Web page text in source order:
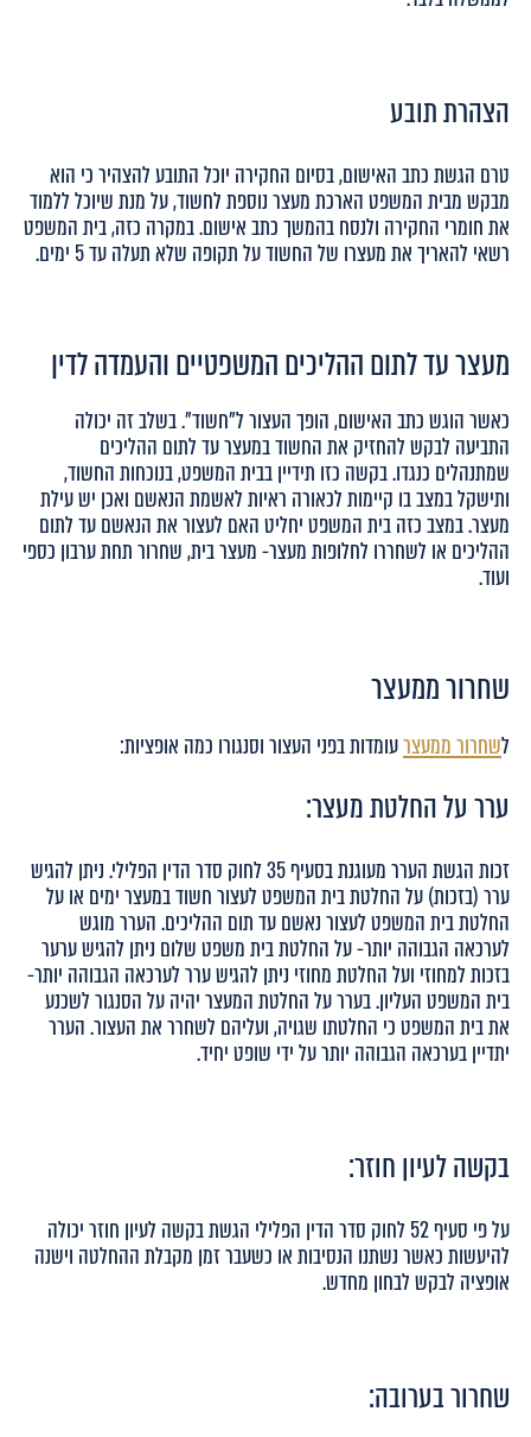
הצהרת תובע
טרם הגשת כתב האישום, בסיום החקירה יוכל התובע להצהיר כי הוא
מבקש מבית המשפט הארכת מעצר נוספת לחשוד, על מנת שיוכל ללמוד
את חומרי החקירה ולנסח בהמשך כתב אישום. במקרה כזה, בית המשפט
רשאי להאריך את מעצרו של החשוד על תקופה שלא תעלה עד 5 ימים.
מעצר עד לתום ההליכים המשפטיים והעמדה לדין
כאשר הוגש כתב האישום, הופך העצור ל"חשוד". בשלב זה יכולה
התביעה לבקש להחזיק את החשוד במעצר עד לתום ההליכים
שמתנהלים כנגדו. בקשה כזו תידיין בבית המשפט, בנוכחות החשוד,
ותישקל במצב בו קיימות לכאורה ראיות לאשמת הנאשם ואכן יש עילת
מעצר. במצב כזה בית המשפט יחליט האם לעצור את הנאשם עד לתום
ההליכים או לשחררו לחלופות מעצר- מעצר בית, שחרור תחת ערבון כספי
ועוד.
שחרור ממעצר
לשחרור ממעצרעומדות בפני העצור וסנגורו כמה אופציות:
ערר על החלטת מעצר:
זכות הגשת הערר מעוגנת בסעיף 35 לחוק סדר הדין הפלילי. ניתן להגיש
ערר (בזכות) על החלטת בית המשפט לעצור חשוד במעצר ימים או על
החלטת בית המשפט לעצור נאשם עד תום ההליכים. הערר מוגש
לערכאה הגבוהה יותר- על החלטת בית משפט שלום ניתן להגיש ערער
בזכות למחוזי ועל החלטת מחוזי ניתן להגיש ערר לערכאה הגבוהה יותר-
בית המשפט העליון. בערר על החלטת המעצר יהיה על הסנגור לשכנע
את בית המשפט כי החלטתו שגויה, ועליהם לשחרר את העצור. הערר
יתדיין בערכאה הגבוהה יותר על ידי שופט יחיד.
בקשה לעיון חוזר:
על פי סעיף 52 לחוק סדר הדין הפלילי הגשת בקשה לעיון חוזר יכולה
להיעשות כאשר נשתנו הנסיבות או כשעבר זמן מקבלת ההחלטה וישנה
אופציה לבקש לבחון מחדש.
שחרור בערובה: